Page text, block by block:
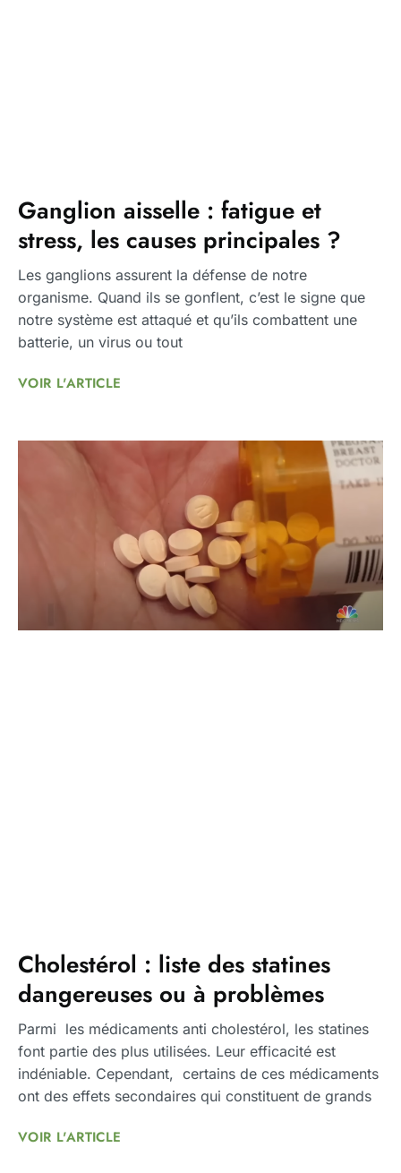
Ganglion aisselle : fatigue et
stress, les causes principales ?
Les ganglions assurent la défense de notre
organisme. Quand ils se gonflent, c’est le signe que
notre système est attaqué et qu’ils combattent une
batterie, un virus ou tout
VOIR L'ARTICLE
Cholestérol : liste des statines
dangereuses ou à problèmes
Parmi les médicaments anti cholestérol, les statines
font partie des plus utilisées. Leur efficacité est
indéniable. Cependant, certains de ces médicaments
ont des effets secondaires qui constituent de grands
VOIR L'ARTICLE